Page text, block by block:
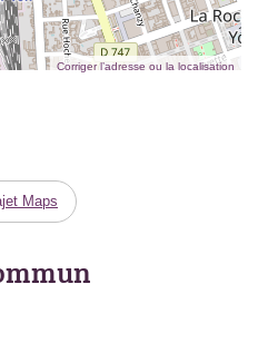
Corriger l’adresse ou la localisation
Maps